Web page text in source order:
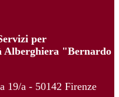
per
Alberghiera "Bernardo
19/a - 50142 Firenze